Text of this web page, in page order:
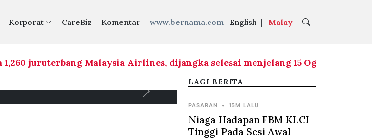
Korporat CareBiz Komentar www.bernama.com English | Malay
juruterbang Malaysia Airlines, dijangka selesai menjelang 15 Ogos ini
LAGI BERITA
PASARAN • 15M LALU
Niaga Hadapan FBM KLCI
Tinggi Pada Sesi Awal